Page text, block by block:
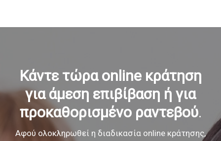
Κάντε τώρα online κράτηση
για άμεση επιβίβαση ή για
προκαθορισμένο ραντεβού.
Αφού ολοκληρωθεί η διαδικασία online κράτησης,